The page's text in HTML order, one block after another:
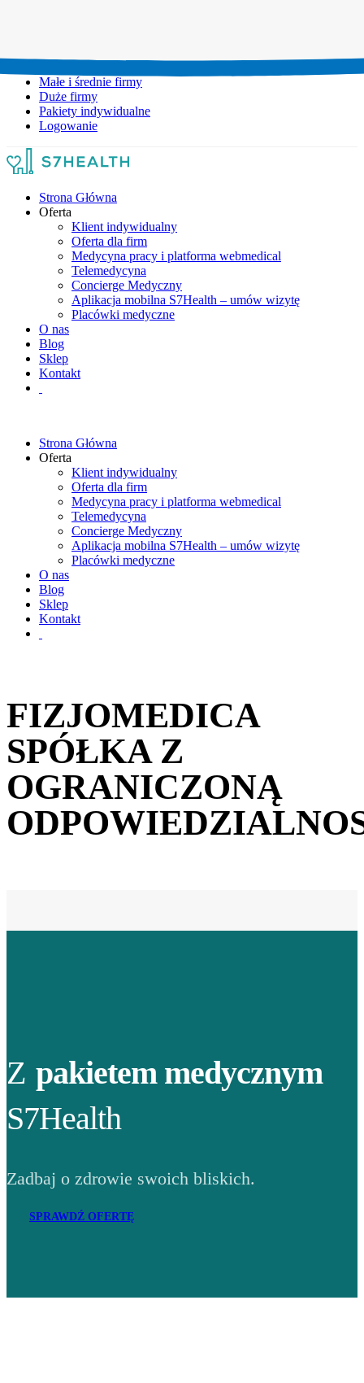
Małe i średnie firmy
Duże firmy
Pakiety indywidualne
Logowanie
Strona Główna
Oferta
Klient indywidualny
Oferta dla firm
Medycyna pracy i platforma webmedical
Telemedycyna
Concierge Medyczny
Aplikacja mobilna S7Health – umów wizytę
Placówki medyczne
O nas
Blog
Sklep
Kontakt
Strona Główna
Oferta
Klient indywidualny
Oferta dla firm
Medycyna pracy i platforma webmedical
Telemedycyna
Concierge Medyczny
Aplikacja mobilna S7Health – umów wizytę
Placówki medyczne
O nas
Blog
Sklep
Kontakt
FIZJOMEDICA
SPÓŁKA Z
OGRANICZONĄ
Z pakietem medycznym
S7Health
Zadbaj o zdrowie swoich bliskich.
SPRAWDŹ OFERTĘ